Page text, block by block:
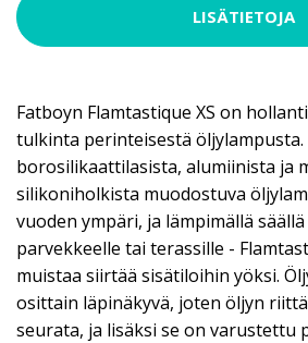
LISÄTIETOJA
Fatboyn Flamtastique XS on
tulkinta perinteisestä öljylampusta.
borosilikaattilasista, alumiinista ja
silikoniholkista muodostuva
vuoden ympäri, ja lämpimällä
parvekkeelle tai terassille -
muistaa siirtää sisätiloihin yöksi.
osittain läpinäkyvä, joten öljyn
seurata, ja lisäksi se on varustettu